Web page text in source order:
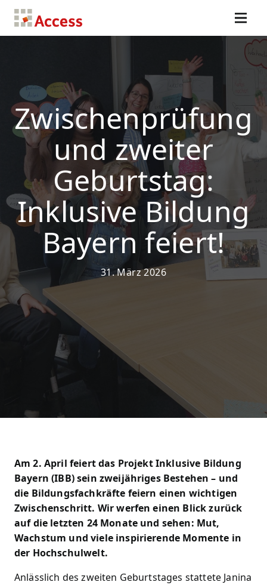
Zwischenprüfung
und zweiter
Geburtstag:
Inklusive Bildung
Bayern feiert!
31. März 2026
Am 2. April feiert das Projekt Inklusive Bildung
Bayern (IBB) sein zweijähriges Bestehen – und
die Bildungsfachkräfte feiern einen wichtigen
Zwischenschritt. Wir werfen einen Blick zurück
auf die letzten 24 Monate und sehen: Mut,
Wachstum und viele inspirierende Momente in
der Hochschulwelt.
Anlässlich des zweiten Geburtstages stattete Janina